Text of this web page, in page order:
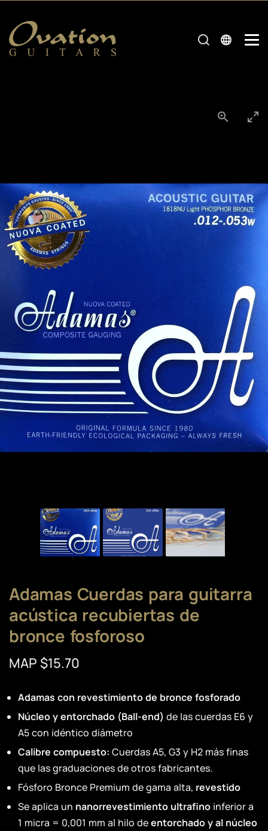
Adamas Cuerdas para guitarra
acústica recubiertas de
bronce fosforoso
MAP $15.70
Adamas con revestimiento de bronce fosforado
Núcleo y entorchado (Ball-end) de las cuerdas E6 y
A5 con idéntico diámetro
Calibre compuesto: Cuerdas A5, G3 y H2 más finas
que las graduaciones de otros fabricantes.
Fósforo Bronce Premium de gama alta, revestido
Se aplica un nanorrevestimiento ultrafino inferior a
1 micra = 0,001 mm al hilo deentorchado y al núcleo